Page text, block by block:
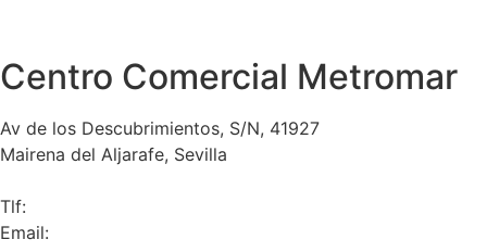
Centro Comercial Metromar
Av de los Descubrimientos, S/N, 41927
Mairena del Aljarafe, Sevilla
Tlf:
Email: